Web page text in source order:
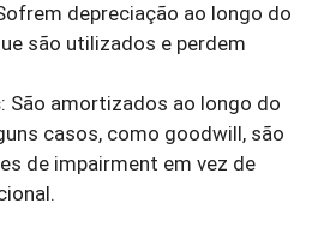
depreciação ao longo do
são utilizados e perdem
: São amortizados ao longo do
casos, como goodwill, são
de impairment em vez de